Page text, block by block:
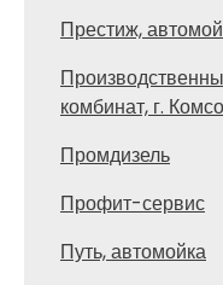
Престиж,
комбинат, г.
Промдизель
Профит-сервис
Путь, автомойка